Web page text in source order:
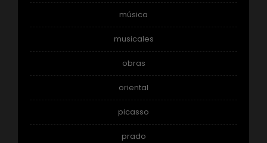
música
musicales
obras
oriental
picasso
prado